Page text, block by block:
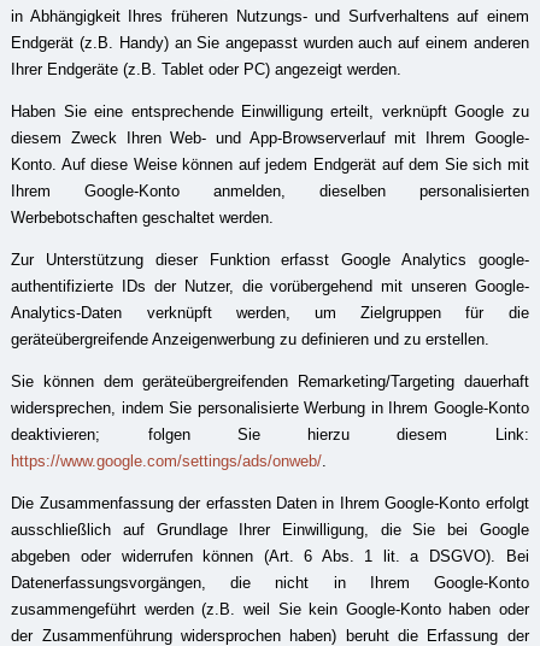
in Abhängigkeit Ihres früheren Nutzungs- und Surfverhaltens auf einem
Endgerät (z.B. Handy) an Sie angepasst wurden auch auf einem anderen
Ihrer Endgeräte (z.B. Tablet oder PC) angezeigt werden.
Haben Sie eine entsprechende Einwilligung erteilt, verknüpft Google zu
diesem Zweck Ihren Web- und App-Browserverlauf mit Ihrem Google-
Konto. Auf diese Weise können auf jedem Endgerät auf dem Sie sich mit
Ihrem Google-Konto anmelden, dieselben personalisierten
Werbebotschaften geschaltet werden.
Zur Unterstützung dieser Funktion erfasst Google Analytics google-
authentifizierte IDs der Nutzer, die vorübergehend mit unseren Google-
Analytics-Daten verknüpft werden, um Zielgruppen für die
geräteübergreifende Anzeigenwerbung zu definieren und zu erstellen.
Sie können dem geräteübergreifenden Remarketing/Targeting dauerhaft
widersprechen, indem Sie personalisierte Werbung in Ihrem Google-Konto
deaktivieren; folgen Sie hierzu diesem Link:
https://www.google.com/settings/ads/onweb/
Die Zusammenfassung der erfassten Daten in Ihrem Google-Konto erfolgt
ausschließlich auf Grundlage Ihrer Einwilligung, die Sie bei Google
abgeben oder widerrufen können (Art. 6 Abs. 1 lit. a DSGVO). Bei
Datenerfassungsvorgängen, die nicht in Ihrem Google-Konto
zusammengeführt werden (z.B. weil Sie kein Google-Konto haben oder
der Zusammenführung widersprochen haben) beruht die Erfassung der